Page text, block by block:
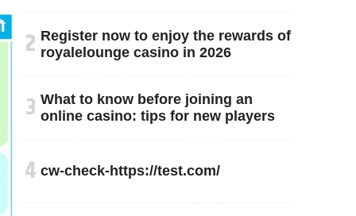
२ Register now to enjoy the rewards of
royalelounge casino in 2026
३ What to know before joining an
online casino: tips for new players
४ cw-check-https://test.com/